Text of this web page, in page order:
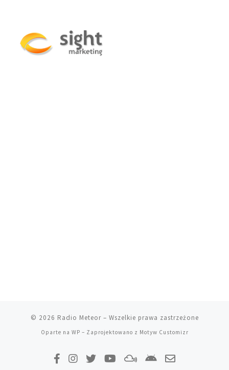
© 2026 Radio Meteor– Wszelkie prawa zastrzeżone
Oparte na WP – Zaprojektowano z Motyw Customizr